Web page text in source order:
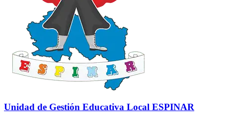
Unidad de Gestión Educativa Local ESPINAR